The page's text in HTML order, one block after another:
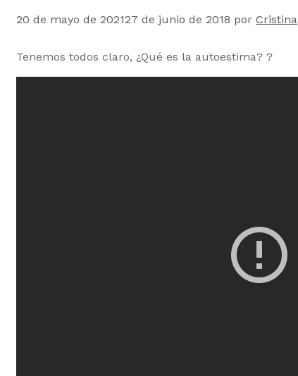
20 de mayo de 202127 de junio de 2018 por Cristina
Tenemos todos claro, ¿Qué es la autoestima? ?